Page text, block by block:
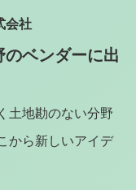
会社
ベンダーに出
土地勘のない分野
から新しいアイデ